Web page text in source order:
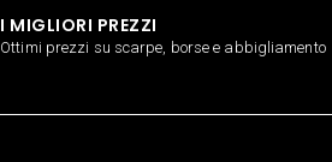
I MIGLIORI PREZZI
Ottimi prezzi su scarpe, borse e abbigliamento